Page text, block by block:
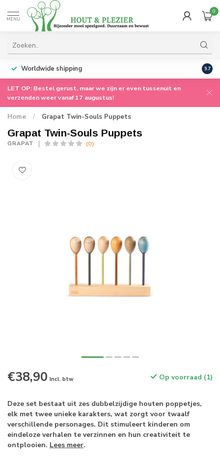
MENU
0
Worldwide shipping 9.7
LET OP: Bestel gerust, maar we zijn er even tussenuit en
verzenden weer vanaf 17 augustus!
Home / Grapat Twin-Souls Puppets
Grapat Twin-Souls Puppets
GRAPAT (0)
€38,90 Incl. btw Op voorraad (1)
Deze set bestaat uit zes dubbelzijdige houten poppetjes,
elk met twee unieke karakters, wat zorgt voor twaalf
verschillende personages. Dit stimuleert kinderen om
eindeloze verhalen te verzinnen en hun creativiteit te
ontplooien. Lees meer.